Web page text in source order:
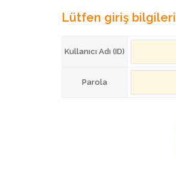
Lütfen giriş
Kullanıcı Adı (ID)
Parola